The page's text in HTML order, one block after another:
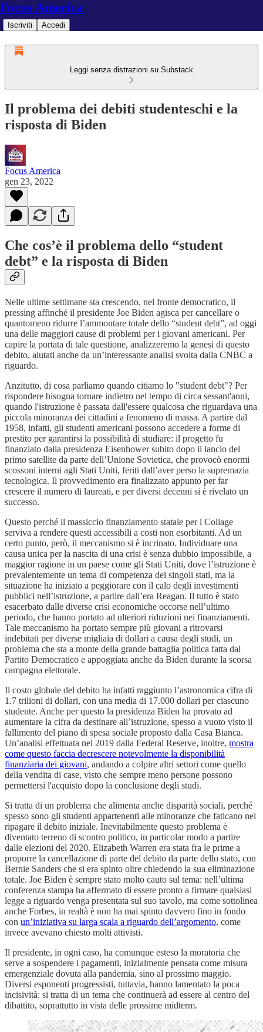
Focus America
Iscriviti Accedi
Leggi senza distrazioni su Substack
Il problema dei debiti studenteschi e la
risposta di Biden
Focus America
gen 23, 2022
Che cos’è il problema dello “student
debt” e la risposta di Biden
Nelle ultime settimane sta crescendo, nel fronte democratico, il
pressing affinché il presidente Joe Biden agisca per cancellare o
quantomeno ridurre l’ammontare totale dello “student debt”, ad oggi
una delle maggiori cause di problemi per i giovani americani. Per
capire la portata di tale questione, analizzeremo la genesi di questo
debito, aiutati anche da un’interessante analisi svolta dalla CNBC a
riguardo.
Anzitutto, di cosa parliamo quando citiamo lo "student debt"? Per
rispondere bisogna tornare indietro nel tempo di circa sessant'anni,
quando l'istruzione è passata dall'essere qualcosa che riguardava una
piccola minoranza dei cittadini a fenomeno di massa. A partire dal
1958, infatti, gli studenti americani possono accedere a forme di
prestito per garantirsi la possibilità di studiare: il progetto fu
finanziato dalla presidenza Eisenhower subito dopo il lancio del
primo satellite da parte dell’Unione Sovietica, che provocò enormi
scossoni interni agli Stati Uniti, feriti dall’aver perso la supremazia
tecnologica. Il provvedimento era finalizzato appunto per far
crescere il numero di laureati, e per diversi decenni si è rivelato un
successo.
Questo perché il massiccio finanziamento statale per i Collage
serviva a rendere questi accessibili a costi non esorbitanti. Ad un
certo punto, però, il meccanismo si è incrinato. Individuare una
causa unica per la nascita di una crisi è senza dubbio impossibile, a
maggior ragione in un paese come gli Stati Uniti, dove l’istruzione è
prevalentemente un tema di competenza dei singoli stati, ma la
situazione ha iniziato a peggiorare con il calo degli investimenti
pubblici nell’istruzione, a partire dall’era Reagan. Il tutto è stato
esacerbato dalle diverse crisi economiche occorse nell’ultimo
periodo, che hanno portato ad ulteriori riduzioni nei finanziamenti.
Tale meccanismo ha portato sempre più giovani a ritrovarsi
indebitati per diverse migliaia di dollari a causa degli studi, un
problema che sta a monte della grande battaglia politica fatta dal
Partito Democratico e appoggiata anche da Biden durante la scorsa
campagna elettorale.
Il costo globale del debito ha infatti raggiunto l’astronomica cifra di
1.7 trilioni di dollari, con una media di 17.000 dollari per ciascuno
studente. Anche per questo la presidenza Biden ha provato ad
aumentare la cifra da destinare all’istruzione, spesso a vuoto visto il
fallimento del piano di spesa sociale proposto dalla Casa Bianca.
Un’analisi effettuata nel 2019 dalla Federal Reserve, inoltre, mostra
come questo faccia decrescere notevolmente la disponibilità
finanziaria dei giovani, andando a colpire altri settori come quello
della vendita di case, visto che sempre meno persone possono
permettersi l'acquisto dopo la conclusione degli studi.
Si tratta di un problema che alimenta anche disparità sociali, perché
spesso sono gli studenti appartenenti alle minoranze che faticano nel
ripagare il debito iniziale. Inevitabilmente questo problema è
diventato terreno di scontro politico, in particolar modo a partire
dalle elezioni del 2020. Elizabeth Warren era stata fra le prime a
proporre la cancellazione di parte del debito da parte dello stato, con
Bernie Sanders che si era spinto oltre chiedendo la sua eliminazione
totale. Joe Biden è sempre stato molto cauto sul tema: nell’ultima
conferenza stampa ha affermato di essere pronto a firmare qualsiasi
legge a riguardo venga presentata sul suo tavolo, ma come sottolinea
anche Forbes, in realtà è non ha mai spinto davvero fino in fondo
con un’iniziativa su larga scala a riguardo dell’argomento, come
invece avevano chiesto molti attivisti.
Il presidente, in ogni caso, ha comunque esteso la moratoria che
serve a sospendere i pagamenti, inizialmente pensata come misura
emergenziale dovuta alla pandemia, sino al prossimo maggio.
Diversi esponenti progressisti, tuttavia, hanno lamentato la poca
incisività: si tratta di un tema che continuerà ad essere al centro del
dibattito, soprattutto in vista delle prossime midterm.